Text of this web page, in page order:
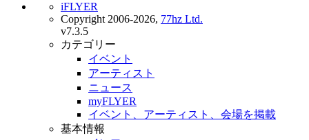
iFLYER
Copyright 2006-2026, 77hz Ltd.
v7.3.5
カテゴリー
イベント
アーティスト
ニュース
myFLYER
イベント、アーティスト、会場を掲載
基本情報